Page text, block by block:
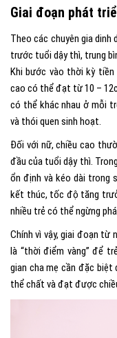
Giai đoạn phát
Theo các chuyên gia
trước tuổi dậy thì, trung
Khi bước vào thời kỳ
cao có thể đạt từ 10 –
có thể khác nhau ở mỗi
và thói quen sinh hoạt.
Đối với nữ, chiều cao
đầu của tuổi dậy thì.
ổn định và kéo dài trong
kết thúc, tốc độ tăng
nhiều trẻ có thể ngừng
Chính vì vậy, giai đoạn từ
là “thời điểm vàng” để trẻ
gian cha mẹ cần đặc biệt
thể chất và đạt được